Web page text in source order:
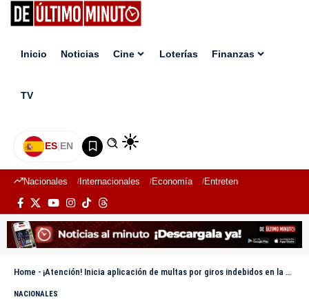
Inicio Noticias Cine Loterías Finanzas
TV
ES|EN
Nacionales Internacionales Economía Entretenimiento
Home - ¡Atención! Inicia aplicación de multas por giros indebidos en la avenida John F. Kennedy
NACIONALES